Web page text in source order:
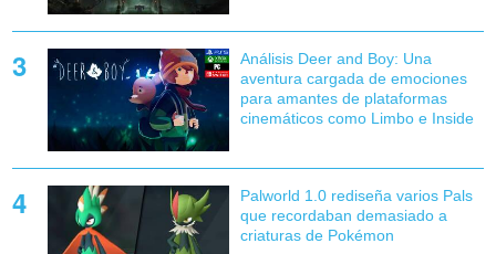
Análisis Deer and Boy: Una
aventura cargada de emociones
para amantes de plataformas
cinemáticos como Limbo e Inside
Palworld 1.0 rediseña varios Pals
que recordaban demasiado a
criaturas de Pokémon